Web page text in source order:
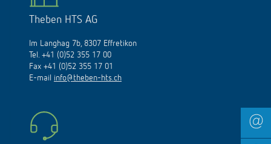
Theben HTS AG
Im Langhag 7b, 8307 Effretikon
Tel. +41 (0)52 355 17 00
Fax +41 (0)52 355 17 01
E-mail info@theben-hts.ch